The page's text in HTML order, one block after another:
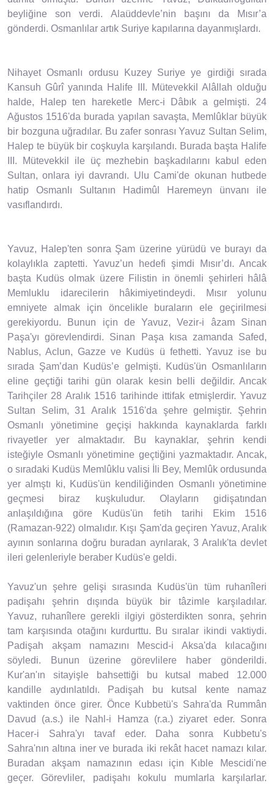
beyliğine son verdi. Alaüddevle’nin başını da Mısır’a
gönderdi. Osmanlılar artık Suriye kapılarına dayanmışlardı.
Nihayet Osmanlı ordusu Kuzey Suriye ye girdiği sırada
Kansuh Gûrî yanında Halife III. Mütevekkil Alâllah olduğu
halde, Halep ten hareketle Merc-i Dâbık a gelmişti. 24
Ağustos 1516'da burada yapılan savaşta, Memlûklar büyük
bir bozguna uğradılar. Bu zafer sonrası Yavuz Sultan Selim,
Halep te büyük bir coşkuyla karşılandı. Burada başta Halife
III. Mütevekkil ile üç mezhebin başkadılarını kabul eden
Sultan, onlara iyi davrandı. Ulu Cami'de okunan hutbede
hatip Osmanlı Sultanın Hadimûl Haremeyn ünvanı ile
vasıflandırdı.
Yavuz, Halep'ten sonra Şam üzerine yürüdü ve burayı da
kolaylıkla zaptetti. Yavuz’un hedefi şimdi Mısır’dı. Ancak
başta Kudüs olmak üzere Filistin in önemli şehirleri hâlâ
Memluklu idarecilerin hâkimiyetindeydi. Mısır yolunu
emniyete almak için öncelikle buraların ele geçirilmesi
gerekiyordu. Bunun için de Yavuz, Vezir-i âzam Sinan
Paşa'yı görevlendirdi. Sinan Paşa kısa zamanda Safed,
Nablus, Aclun, Gazze ve Kudüs ü fethetti. Yavuz ise bu
sırada Şam’dan Kudüs’e gelmişti. Kudüs'ün Osmanlıların
eline geçtiği tarihi gün olarak kesin belli değildir. Ancak
Tarihçiler 28 Aralık 1516 tarihinde ittifak etmişlerdir. Yavuz
Sultan Selim, 31 Aralık 1516'da şehre gelmiştir. Şehrin
Osmanlı yönetimine geçişi hakkında kaynaklarda farklı
rivayetler yer almaktadır. Bu kaynaklar, şehrin kendi
isteğiyle Osmanlı yönetimine geçtiğini yazmaktadır. Ancak,
o sıradaki Kudüs Memlûklu valisi İli Bey, Memlûk ordusunda
yer almştı ki, Kudüs'ün kendiliğinden Osmanlı yönetimine
geçmesi biraz kuşkuludur. Olayların gidişatından
anlaşıldığına göre Kudüs'ün fetih tarihi Ekim 1516
(Ramazan-922) olmalıdır. Kışı Şam'da geçiren Yavuz, Aralık
ayının sonlarına doğru buradan ayrılarak, 3 Aralık'ta devlet
ileri gelenleriyle beraber Kudüs'e geldi.
Yavuz'un şehre gelişi sırasında Kudüs'ün tüm ruhanîleri
padişahı şehrin dışında büyük bir tâzimle karşıladılar.
Yavuz, ruhanîlere gerekli ilgiyi gösterdikten sonra, şehrin
tam karşısında otağını kurdurttu. Bu sıralar ikindi vaktiydi.
Padişah akşam namazını Mescid-i Aksa'da kılacağını
söyledi. Bunun üzerine görevlilere haber gönderildi.
Kur'an'ın sitayişle bahsettiği bu kutsal mabed 12.000
kandille aydınlatıldı. Padişah bu kutsal kente namaz
vaktinden önce girer. Önce Kubbetü's Sahra'da Rummân
Davud (a.s.) ile Nahl-i Hamza (r.a.) ziyaret eder. Sonra
Hacer-i Sahra'yı tavaf eder. Daha sonra Kubbetu's
Sahra'nın altına iner ve burada iki rekât hacet namazı kılar.
Buradan akşam namazının edası için Kıble Mescidi'ne
geçer. Görevliler, padişahı kokulu mumlarla karşılarlar.